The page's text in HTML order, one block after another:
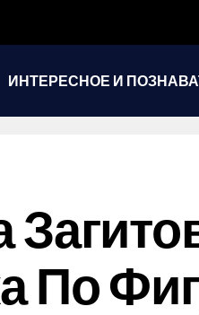
ИНТЕРЕСНОЕ И
По